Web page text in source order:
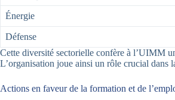
Énergie
Défense
Cette diversité sectorielle confère à l’UIMM
L’organisation joue ainsi un rôle crucial dans
Actions en faveur de la formation et de